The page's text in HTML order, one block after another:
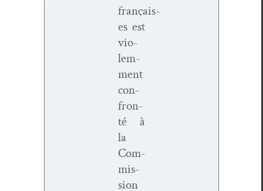
français­
es est
vio­
lem­
ment
con­
fron­
té à
la
Com­
mis­
sion